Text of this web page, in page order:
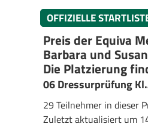
OFFIZIELLE
Preis der Equiva
Barbara und
Die Platzierung
06 Dressurprüfung
29 Teilnehmer in dieser
Zuletzt aktualisiert um